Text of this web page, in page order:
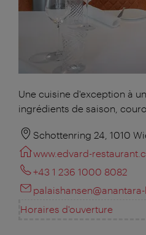
Une cuisine d'exception à
ingrédients de saison,
Schottenring 24, 1010
www.edvard-
+43 1 236 1000 8082
Horaires d'ouverture